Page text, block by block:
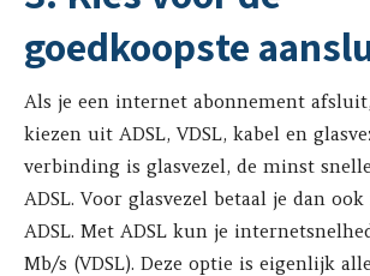
goedkoopste
Als je een internet abonnement
kiezen uit ADSL, VDSL, kabel en
verbinding is glasvezel, de minst
ADSL. Voor glasvezel betaal je dan
ADSL. Met ADSL kun je
Mb/s (VDSL). Deze optie is eigenlijk